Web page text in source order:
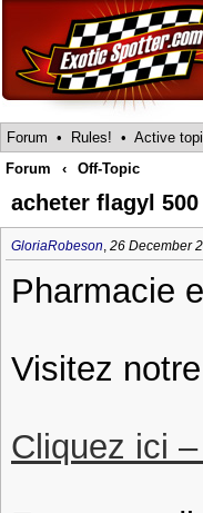
Forum • Rules! • Active
Forum
‹ Off-Topic
acheter flagyl
GloriaRobeson, 26 December
Pharmacie
Visitez
Cliquez ici